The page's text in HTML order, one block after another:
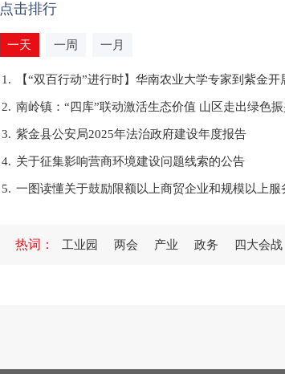
点击排行
一天 一周 一月
1. 【“双百行动”进行时】华南农业大学专家到紫金
2. 南岭镇：“四库”联动激活生态价值 山区走出绿色
3. 紫金县公安局2025年法治政府建设年度报告
4. 关于征集影响营商环境建设问题线索的公告
5. 一图读懂关于鼓励限额以上商贸企业和规模以上
紫金县义容中学举行2024—2025学年度奖教奖学颁
热词： 工业园 两会 产业 政务 四大会战